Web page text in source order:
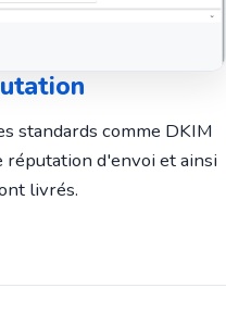
standards comme DKIM
d'envoi et ainsi
livrés.